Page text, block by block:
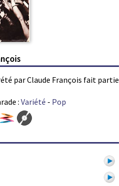
par Claude François fait partie
: Variété - Pop